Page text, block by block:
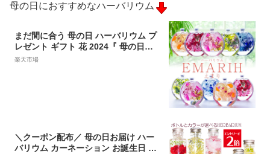
母の日におすすめなハーバリウム
まだ間に合う 母の日 ハーバリウム プ
レゼント ギフト 花 2024『 母の日ギ
フト 「EMARIH（えまり）」 送料無
楽天市場
＼クーポン配布／ 母の日お届け ハー
バリウム カーネーション お誕生日 さ